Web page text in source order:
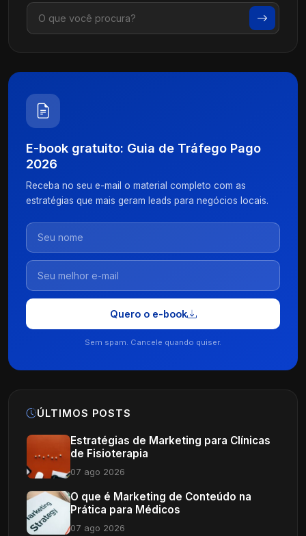
E-book gratuito: Guia de Tráfego Pago
2026
Receba no seu e-mail o material completo com as
estratégias que mais geram leads para negócios locais.
Quero o e-book
Sem spam. Cancele quando quiser.
ÚLTIMOS POSTS
Estratégias de Marketing para Clínicas
de Fisioterapia
07 ago 2026
O que é Marketing de Conteúdo na
Prática para Médicos
07 ago 2026